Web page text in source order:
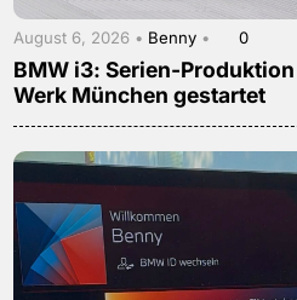
August 6, 2026 • Benny • 0
BMW i3: Serien-
Werk München gestartet